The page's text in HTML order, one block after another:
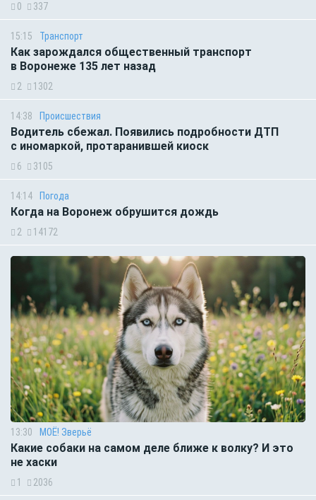
0 337
15:15 Транспорт
Как зарождался общественный транспорт
в Воронеже 135 лет назад
2 1302
14:38 Происшествия
Водитель сбежал. Появились подробности ДТП
с иномаркой, протаранившей киоск
6 3105
14:14 Погода
Когда на Воронеж обрушится дождь
2 14172
13:30 МОЁ! Зверьё
Какие собаки на самом деле ближе к волку? И это
не хаски
1 2036